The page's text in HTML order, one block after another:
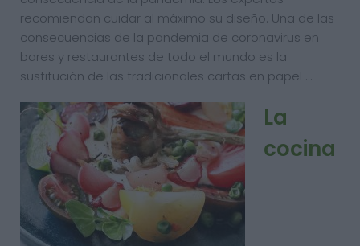
recomiendan cuidar al máximo su diseño. Una de las
consecuencias de la pandemia de coronavirus en
bares y restaurantes de todo el mundo es la
sustitución de las tradicionales cartas en papel …
La
cocina